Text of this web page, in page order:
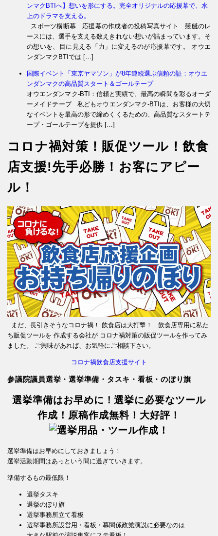
ンマクBTIへ】想いを形にする。完全オリジナルの応援幕で、水
上のドラマを支える。
スポーツ横断幕 応援幕の作成者の投稿写真サイト 競艇のレ
ースには、選手を支える数えきれない想いが詰まっています。そ
の想いを、目に見える「力」に変えるのが応援幕です。 オウエ
ンダンマクBTIでは […]
国際イベント「東京ヤマソン」が8年連続選ぶ信頼の証：オウエ
ンダンマクの高品質スタート＆ゴールテープ
オウエンダンマク-BTI：信頼と実績で、最高の瞬間を彩るオーダ
ーメイドテープ 私どもオウエンダンマク-BTIは、お客様の大切
なイベントを最高の形で締めくくるための、高品質なスタートテ
ープ・ゴールテープを提供 […]
コロナ禍対策！販促ツール！飲食
店支援!先手必勝！お客にアピー
ル！
まだ、長引きそうなコロナ禍！ 飲食店は大打撃！ 飲食店専用に私た
ち販促ツールを 作成する会社が コロナ禍対策の販促ツールを作ってみ
ました。 ご興味があれば、お気軽にご相談下さい。
コロナ禍飲食店支援サイト
参議院議員選挙・選挙準備・タスキ・看板・のぼり旗
選挙準備はお早めに！選挙に必要なツール
作成！原稿作成無料！大好評！
選挙準備はお早めにしておきましょう！
選挙活動期間はあっという間に過ぎていきます。
準備するもの最低限！
選挙タスキ
選挙のぼり旗
選挙事務所立て看板
選挙事務所設営用・看板・幕関係政党演説に必要なのは